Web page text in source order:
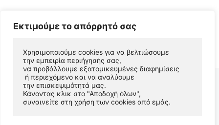
Εκτιμούμε το απόρρητό σας
Χρησιμοποιούμε cookies για να βελτιώσουμε
την εμπειρία περιήγησής σας,
να προβάλλουμε εξατομικευμένες διαφημίσεις
ή περιεχόμενο και να αναλύουμε
την επισκεψιμότητά μας.
Κάνοντας κλικ στο "Αποδοχή όλων",
συναινείτε στη χρήση των cookies από εμάς.
• Φτιαγμένο μεGeneratePress